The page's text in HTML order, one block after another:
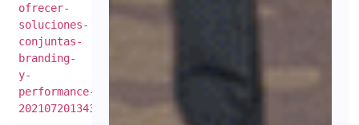
ofrecer-
soluciones-
conjuntas-
branding-
y-
performance-
202107201343_noticia.html)